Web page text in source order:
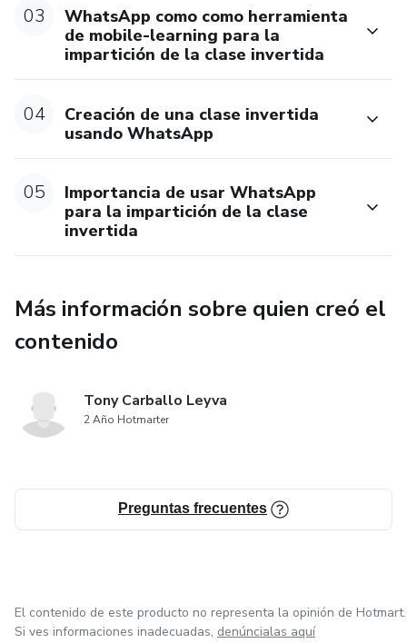
efectivas, respaldadas por metodologías probadas.
Dominio de las herramientas necesarias para impartir
clases invertidas a través de WhatsApp, facilitando la
comunicación y el intercambio de materiales con tus
alumnos.
compartir experiencias, analizar ventajas y desventajas, y
enriquecer tu práctica docente con ideas innovadoras.
ahora en 'WhatsApp Educativo Avanzado' y prepárate para
llevar tu enseñanza al siguiente nivel!
03
WhatsApp como como herramienta
de mobile-learning para la
impartición de la clase invertida
04
Creación de una clase invertida
usando WhatsApp
05
Importancia de usar WhatsApp
para la impartición de la clase
invertida
Más información sobre quien creó el
contenido
Tony Carballo Leyva
2 Año Hotmarter
Preguntas frecuentes
El contenido de este producto no representa la opinión de Hotmart.
Si ves informaciones inadecuadas, denúncialas aquí